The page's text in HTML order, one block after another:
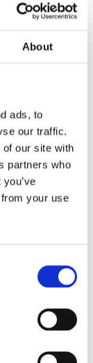
About
ads, to
our traffic.
our site with
partners who
your use
conexión de
señal de
de
clase VHG,
contenedor de
Esto le
dobles o
de café
contadores